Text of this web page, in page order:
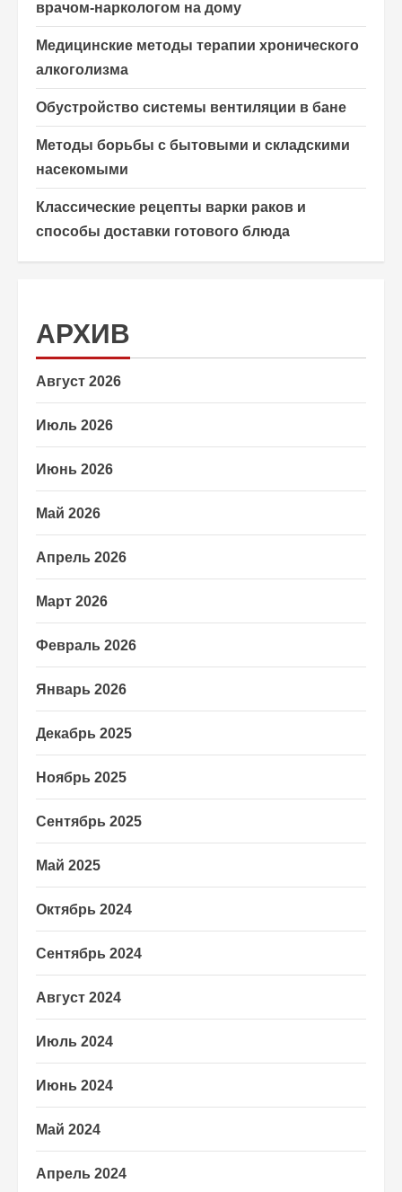
врачом-наркологом на дому
Медицинские методы терапии хронического
алкоголизма
Обустройство системы вентиляции в бане
Методы борьбы с бытовыми и складскими
насекомыми
Классические рецепты варки раков и
способы доставки готового блюда
АРХИВ
Август 2026
Июль 2026
Июнь 2026
Май 2026
Апрель 2026
Март 2026
Февраль 2026
Январь 2026
Декабрь 2025
Ноябрь 2025
Сентябрь 2025
Май 2025
Октябрь 2024
Сентябрь 2024
Август 2024
Июль 2024
Июнь 2024
Май 2024
Апрель 2024